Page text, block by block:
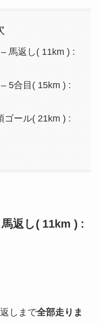
馬返し( 11km ) :
5合目( 15km ) :
ゴール( 21km ) :
返し( 11km ) :
しまで全部走りま